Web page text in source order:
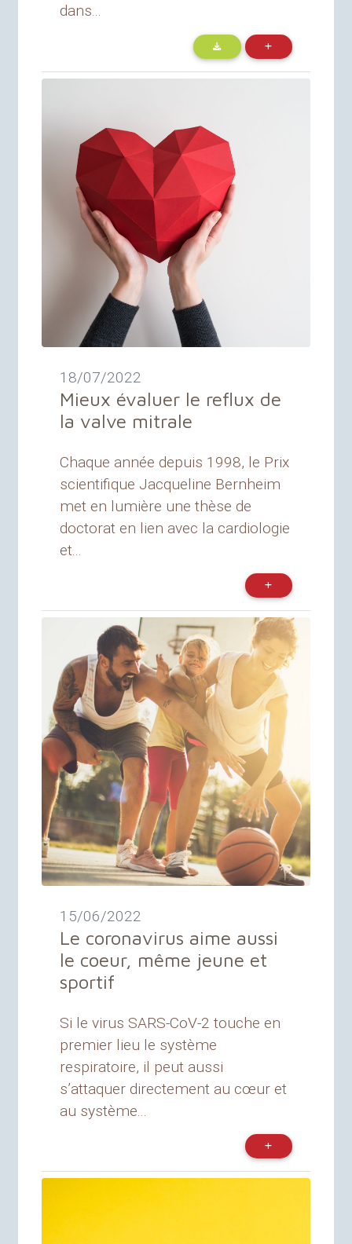
dans...
18/07/2022
Mieux évaluer le reflux de
la valve mitrale
Chaque année depuis 1998, le Prix
scientifique Jacqueline Bernheim
met en lumière une thèse de
doctorat en lien avec la cardiologie
et...
15/06/2022
Le coronavirus aime aussi
le coeur, même jeune et
sportif
Si le virus SARS-CoV-2 touche en
premier lieu le système
respiratoire, il peut aussi
s’attaquer directement au cœur et
au système...